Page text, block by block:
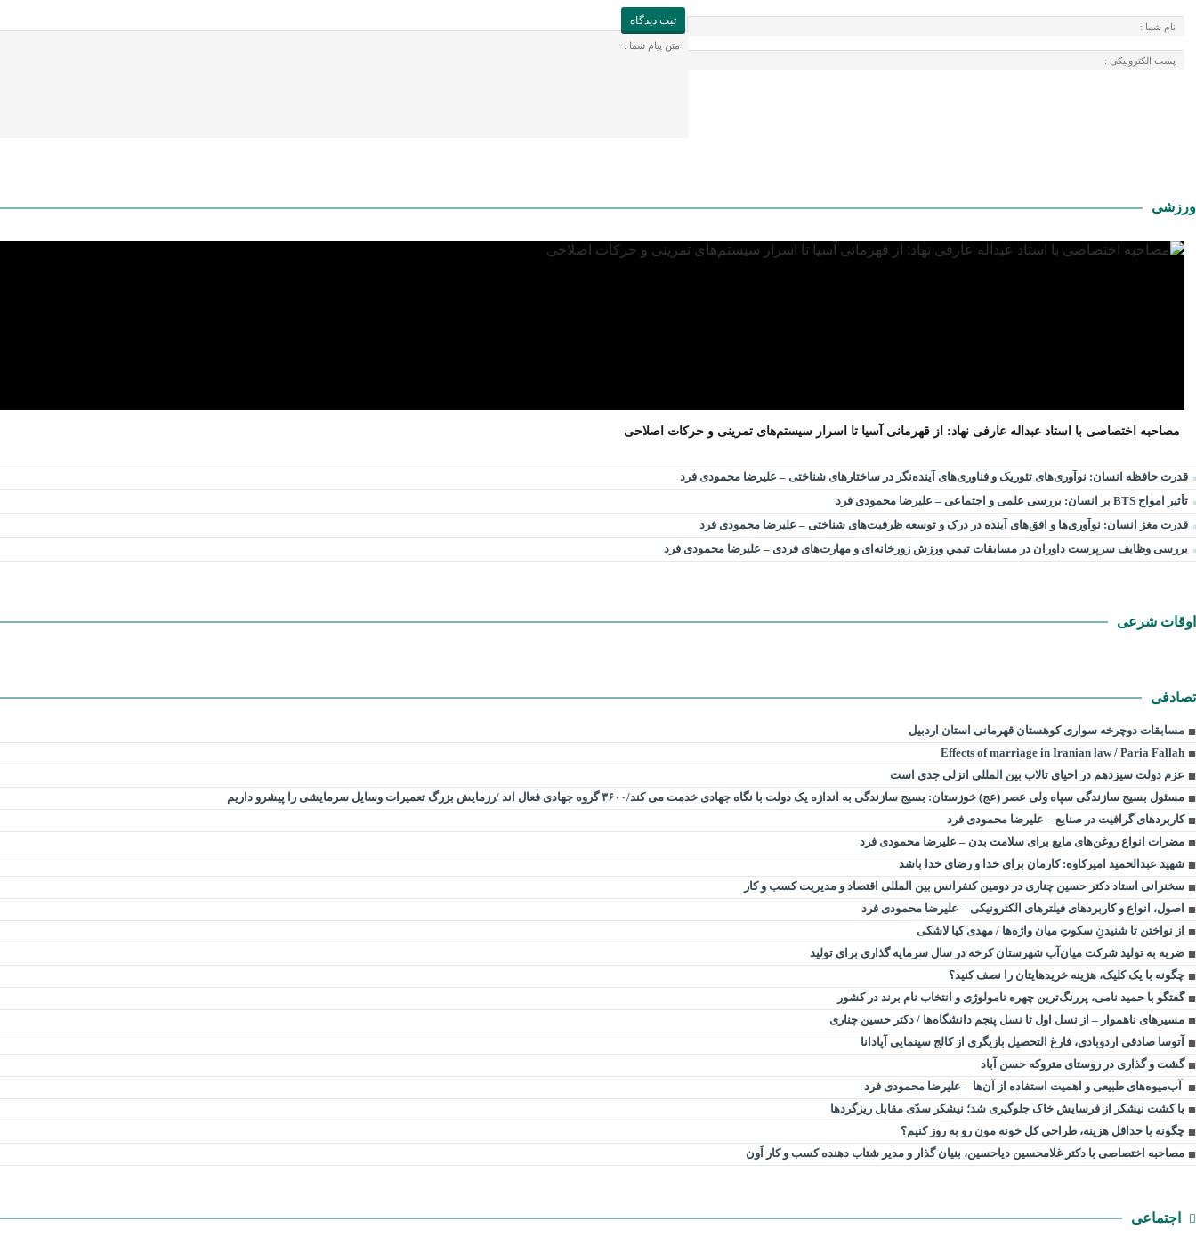
ورزشی
مصاحبه اختصاصی با استاد عبداله عارفی نهاد: از قهرمانی آسیا تا اسرار سیستم‌های تمرینی و حرکات اصلاحی
قدرت حافظه انسان: نوآوری‌های تئوریک و فناوری‌های آینده‌نگر در ساختارهای شناختی – علیرضا محمودی فرد
تأثیر امواج BTS بر انسان: بررسی علمی و اجتماعی – علیرضا محمودی فرد
قدرت مغز انسان: نوآوری‌ها و افق‌های آینده در درک و توسعه ظرفیت‌های شناختی – علیرضا محمودی فرد
بررسی وظايف سرپرست داوران در مسابقات تیمي ورزش زورخانه‌ای و مهارت‌های فردی – علیرضا محمودی فرد
اوقات شرعی
تصادفی
مسابقات دوچرخه سواری کوهستان قهرمانی استان اردبیل
Effects of marriage in Iranian law / Paria Fallah
عزم دولت سیزدهم در احیای تالاب بین المللی انزلی جدی است
مسئول بسیج سازندگی سپاه ولی عصر (عج) خوزستان: بسیج سازندگی به اندازه یک دولت با نگاه جهادی خدمت می کند/۳۶۰۰ گروه جهادی فعال اند /رزمایش بزرگ تعمیرات وسایل سرمایشی را پیشرو داریم
کاربردهای گرافیت در صنایع – علیرضا محمودی فرد
مضرات انواع روغن‌های مایع برای سلامت بدن – علیرضا محمودی فرد
شهید عبدالحمید امیرکاوه: کارمان برای خدا و رضای خدا باشد
سخنرانی استاد دکتر حسین چناری در دومین کنفرانس بین المللی اقتصاد و مدیریت کسب و کار
اصول، انواع و کاربردهای فیلترهای الکترونیکی – علیرضا محمودی فرد
از نواختن تا شنیدنِ سکوتِ میان واژه‌ها / مهدی کیا لاشکی
ضربه به تولید شرکت میان‌آب شهرستان کرخه در سال سرمایه گذاری برای تولید
چگونه با یک کلیک، هزینه خریدهایتان را نصف کنید؟
گفتگو با حمید نامی، پررنگ‌ترین چهره نامولوژی و انتخاب نام برند در کشور
مسیرهای ناهموار – از نسل اول تا نسل پنجم دانشگاه‌ها / دکتر حسین چناری
آتوسا صادقی اردوبادی، فارغ التحصیل بازیگری از کالج سینمایی آپادانا
گشت و گذاری در روستای متروکه حسن آباد
آب‌میوه‌های طبیعی و اهمیت استفاده از آن‌ها – علیرضا محمودی فرد
با کشت نیشکر از فرسایش خاک جلوگیری شد؛ نیشکر سدّی مقابل ریزگردها
چگونه با حداقل هزينه، طراحي كل خونه مون رو به روز كنيم؟
مصاحبه اختصاصی با دکتر غلامحسین دیاحسین، بنیان گذار و مدیر شتاب دهنده کسب و کار اَون
اجتماعی